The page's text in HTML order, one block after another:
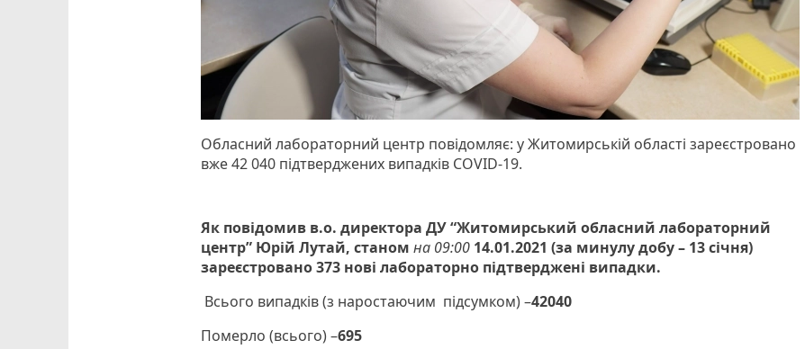
Обласний лабораторний центр повідомляє: у Житомирській області зареєстровано
вже 42 040 підтверджених випадків COVID-19.
Як повідомив в.о. директора ДУ “Житомирський обласний лабораторний
центр” Юрій Лутай, станом на 09:00 14.01.2021 (за минулу добу – 13 січня)
зареєстровано 373 нові лабораторно підтверджені випадки.
Всього випадків (з наростаючим підсумком) –42040
Померло (всього) –695